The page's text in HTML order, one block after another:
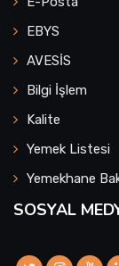
EBYS
AVESİS
Bilgi İşlem
Kalite
Yemek Listesi
Yemekhane
SOSYAL